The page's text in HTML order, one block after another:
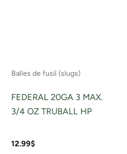
Balles de fusil (slugs)
FEDERAL 20GA 3 MAX.
3/4 OZ TRUBALL HP
12.99$